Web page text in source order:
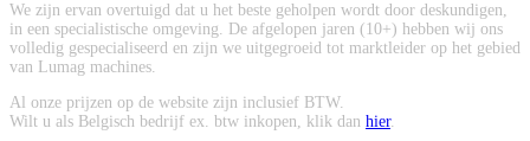
We zijn ervan overtuigd dat u het beste geholpen wordt door deskundigen,
in een specialistische omgeving. De afgelopen jaren (10+) hebben wij ons
volledig gespecialiseerd en zijn we uitgegroeid tot marktleider op het gebied
van Lumag machines.
Al onze prijzen op de website zijn inclusief BTW.
Wilt u als Belgisch bedrijf ex. btw inkopen, klik dan hier.